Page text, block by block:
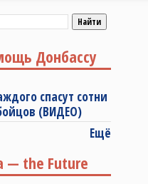
Донбассу
спасут сотни
(ВИДЕО)
Ещё
— the Future